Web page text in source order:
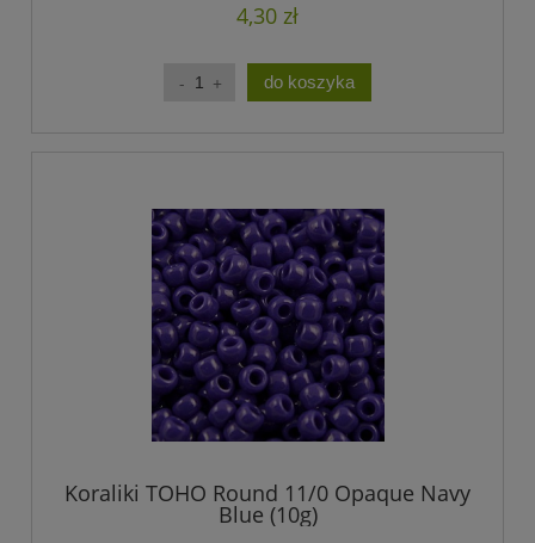
4,30 zł
do koszyka
Koraliki TOHO Round 11/0 Opaque Navy
Blue (10g)